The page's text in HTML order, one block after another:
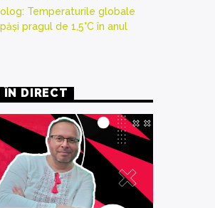
Temperaturile globale
pragul de 1,5°C în anul
ÎN DIRECT